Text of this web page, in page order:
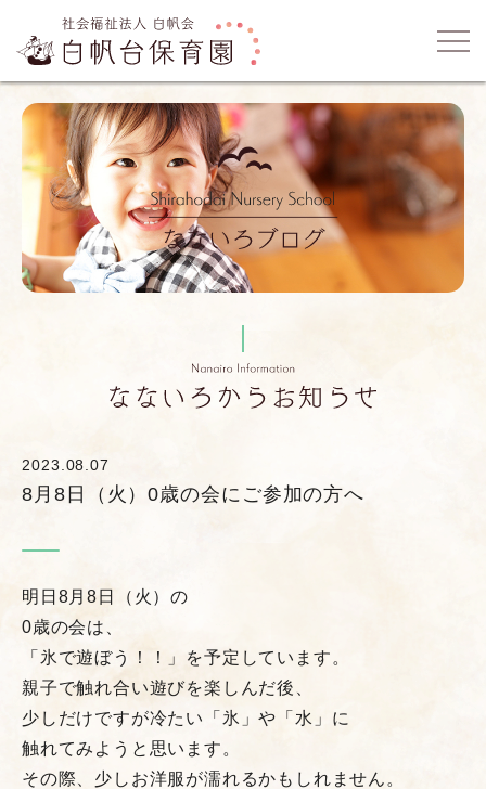
2023.08.07
8月8日（火）0歳の会にご参加の方へ
明日8月8日（火）の
0歳の会は、
「氷で遊ぼう！！」を予定しています。
親子で触れ合い遊びを楽しんだ後、
少しだけですが冷たい「氷」や「水」に
触れてみようと思います。
その際、少しお洋服が濡れるかもしれません。